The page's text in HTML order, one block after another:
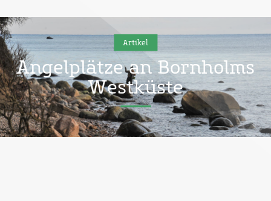
Artikel
Angelplätze an Bornholms
Westküste